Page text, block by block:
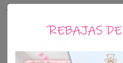
Tu tienda online de Moda Infantil
REBAJAS